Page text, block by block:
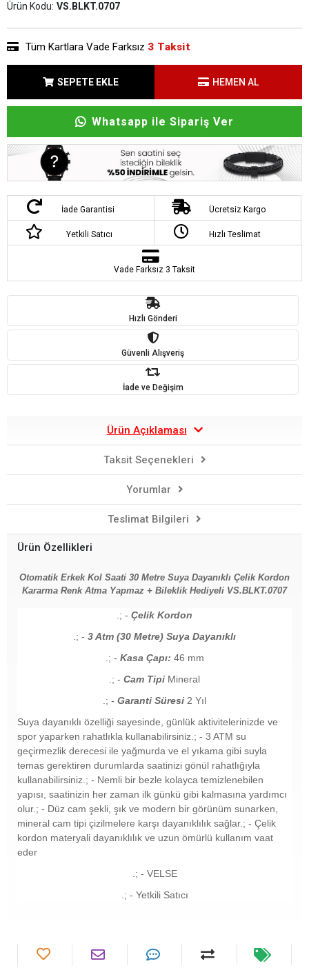
Ürün Kodu: VS.BLKT.0707
Tüm Kartlara Vade Farksız 3 Taksit
SEPETE EKLE HEMEN AL
Whatsapp ile Sipariş Ver
İade Garantisi Ücretsiz Kargo
Yetkili Satıcı Hızlı Teslimat
Vade Farksız 3 Taksit
Hızlı Gönderi
Güvenli Alışveriş
İade ve Değişim
Ürün Açıklaması
Taksit Seçenekleri
Yorumlar
Teslimat Bilgileri
Ürün Özellikleri
Otomatik Erkek Kol Saati 30 Metre Suya Dayanıklı Çelik Kordon
Kararma Renk Atma Yapmaz + Bileklik Hediyeli VS.BLKT.0707
.; - Çelik Kordon
.; - 3 Atm (30 Metre) Suya Dayanıklı
.; - Kasa Çapı: 46 mm
.; - Cam Tipi Mineral
.; - Garanti Süresi 2 Yıl
Suya dayanıklı özelliği sayesinde, günlük aktivitelerinizde ve
spor yaparken rahatlıkla kullanabilirsiniz.; - 3 ATM su
geçirmezlik derecesi ile yağmurda ve el yıkama gibi suyla
temas gerektiren durumlarda saatinizi gönül rahatlığıyla
kullanabilirsiniz.; - Nemli bir bezle kolayca temizlenebilen
yapısı, saatinizin her zaman ilk günkü gibi kalmasına yardımcı
olur.; - Düz cam şekli, şık ve modern bir görünüm sunarken,
mineral cam tipi çizilmelere karşı dayanıklılık sağlar.; - Çelik
kordon materyali dayanıklılık ve uzun ömürlü kullanım vaat
eder
.; - VELSE
.; - Yetkili Satıcı